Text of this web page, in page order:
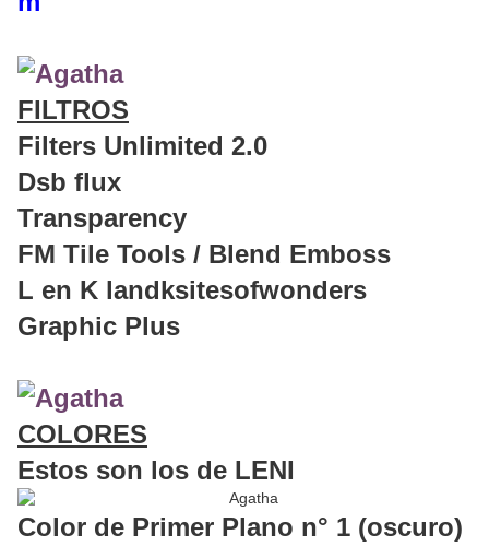
FILTROS
Filters Unlimited 2.0
Dsb flux
Transparency
FM Tile Tools / Blend Emboss
L en K landksitesofwonders
Graphic Plus
COLORES
Estos son los de LENI
Color de Primer Plano n° 1 (oscuro)